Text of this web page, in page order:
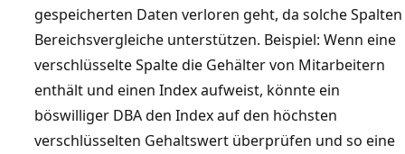
gespeicherten Daten verloren geht, da solche Spalten
Bereichsvergleiche unterstützen. Beispiel: Wenn eine
verschlüsselte Spalte die Gehälter von Mitarbeitern
enthält und einen Index aufweist, könnte ein
böswilliger DBA den Index auf den höchsten
verschlüsselten Gehaltswert überprüfen und so eine